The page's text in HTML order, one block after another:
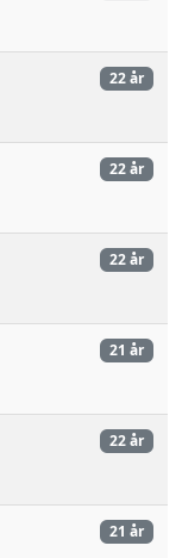
22 år
22 år
22 år
21 år
22 år
21 år